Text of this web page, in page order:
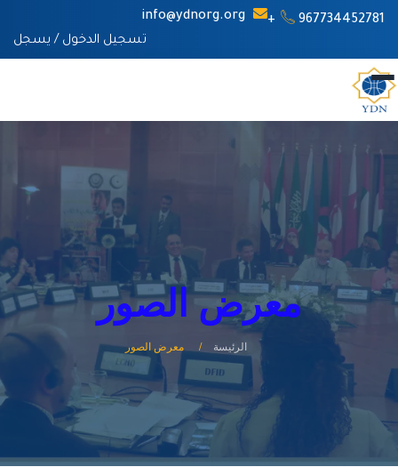
967734452781+
info@ydnorg.org
تسجيل الدخول / يسجل
معرض الصور
الرئيسة معرض الصور